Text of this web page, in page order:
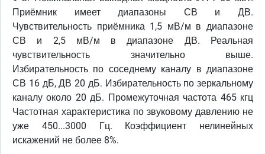
Приёмник имеет диапазоны СВ и ДВ.
Чувствительность приёмника 1,5 мВ/м в диапазоне
СВ и 2,5 мВ/м в диапазоне ДВ. Реальная
чувствительность значительно выше.
Избирательность по соседнему каналу в диапазоне
СВ 16 дБ, ДВ 20 дБ. Избирательность по зеркальному
каналу около 20 дБ. Промежуточная частота 465 кгц
Частотная характеристика по звуковому давлению не
уже 450...3000 Гц. Коэффициент нелинейных
искажений не более 8%.